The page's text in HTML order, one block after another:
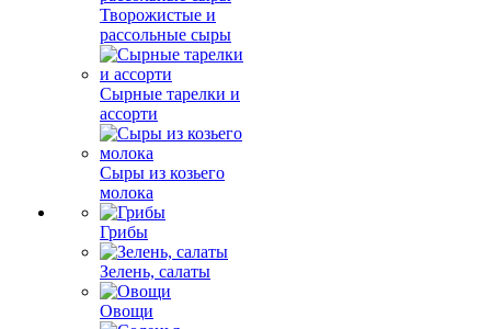
Творожистые и
рассольные сыры
Сырные тарелки и
ассорти
Сыры из козьего
молока
Грибы
Зелень, салаты
Овощи